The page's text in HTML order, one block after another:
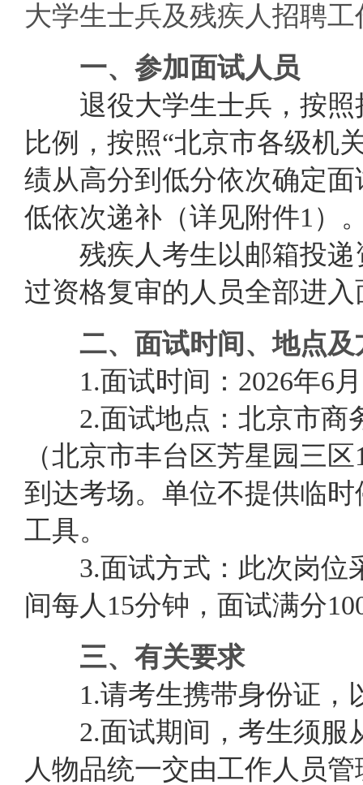
大学生士兵及残疾人招聘
一、参加面试人员
退役大学生士兵， 按照
比例， 按照“北京市各级机
绩从高分到低分依次确定
低依次递补（详见附件1）
残疾人考生以邮箱投递
过资格复审的人员全部进入
二、面试时间、地点及
1.面试时间：2026年6月
2.面试地点：北京市商
（北京市丰台区芳星园三
到达考场。 单位不提供临
工具。
3.面试方式： 此次岗位
间每人15分钟，面试满分
三、有关要求
1.请考生携带身份证，
2.面试期间，考生须服
人物品统一交由工作人员